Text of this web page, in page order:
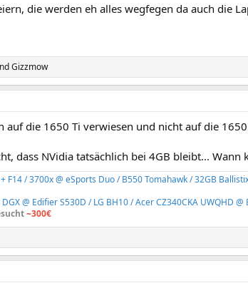
die werden eh alles wegfegen da auch die
Gizzmow
auf die 1650 Ti verwiesen und nicht auf die 1650
dass NVidia tatsächlich bei 4GB bleibt... Wann
F14 / 3700x @ eSports Duo / B550 Tomahawk / 32GB
@ Edifier S530D / LG BH10 / Acer CZ340CKA UWQHD
~300€